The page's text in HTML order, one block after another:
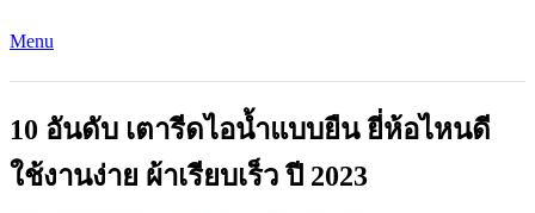
Menu
10 อันดับ เตารีดไอน้ำแบบยืน ยี่ห้อไหนดี
ใช้งานง่าย ผ้าเรียบเร็ว ปี 2023